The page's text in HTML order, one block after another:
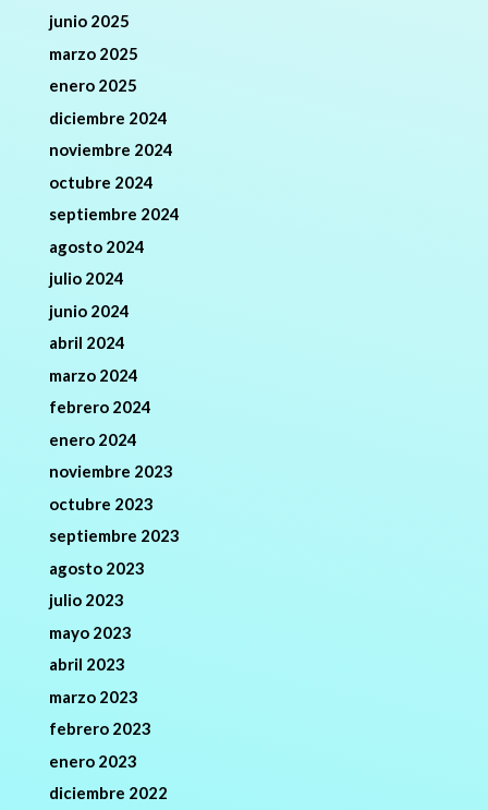
junio 2025
marzo 2025
enero 2025
diciembre 2024
noviembre 2024
octubre 2024
septiembre 2024
agosto 2024
julio 2024
junio 2024
abril 2024
marzo 2024
febrero 2024
enero 2024
noviembre 2023
octubre 2023
septiembre 2023
agosto 2023
julio 2023
mayo 2023
abril 2023
marzo 2023
febrero 2023
enero 2023
diciembre 2022